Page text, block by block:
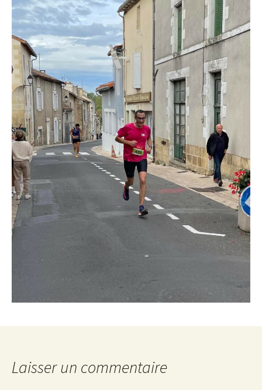
Laisser un commentaire